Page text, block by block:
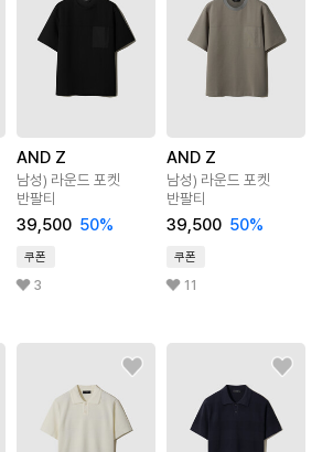
AND Z
남성) 라운드 포켓
반팔티
39,500 50%
쿠폰
3
AND Z
남성) 라운드 포켓
반팔티
39,500 50%
쿠폰
11